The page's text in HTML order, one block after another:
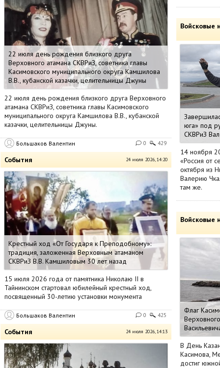
22 июля день рождения близкого друга
Верховного атамана СКВРиЗ, советника главы
Касимовского муниципального округа Камшилова
В.В., кубанской казачки, целительницы Джуны
22 июля день рождения близкого друга Верховного
атамана СКВРиЗ, советника главы Касимовского
муниципального округа Камшилова В.В., кубанской
казачки, целительницы Джуны.
Большаков Валентин 0 429
События 24 июля 2026, 14:20
Крестный ход «От Государя к Преподобному»:
традиция, заложенная Верховным атаманом
СКВРиЗ В.В. Камшиловым 30 лет назад
15 июля 2026 года от памятника Николаю II в
Тайнинском стартовал юбилейный крестный ход,
посвященный 30-летию установки монумента
Большаков Валентин 0 425
События 24 июля 2026, 14:13
Войсковые
юга» под
СКВРиЗ
14 ноября
«Россия от
октября из
Валерию
там же.
Войсковые
Флаг
В День
Касимова,
достиг